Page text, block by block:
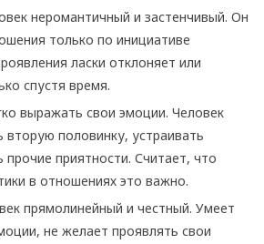
неромантичный и застенчивый. Он
только по инициативе
ласки отклоняет или
спустя время.
выражать свои эмоции. Человек
половинку, устраивать
приятности. Считает, что
в отношениях это важно.
прямолинейный и честный. Умеет
не желает проявлять свои